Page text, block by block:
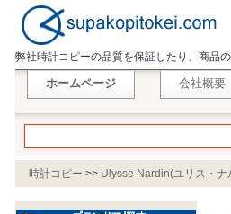
弊社時計コピーの品質を保証したり、商品
ホームページ 会社概要
時計コピー >> Ulysse Nardin(ユリス・ナ